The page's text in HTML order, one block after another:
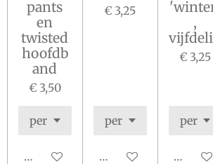
pants
en
twisted
hoofdb
and
€ 3,50
In winkelwagen
€ 3,25
In winkelwagen
,
€ 3,25
In